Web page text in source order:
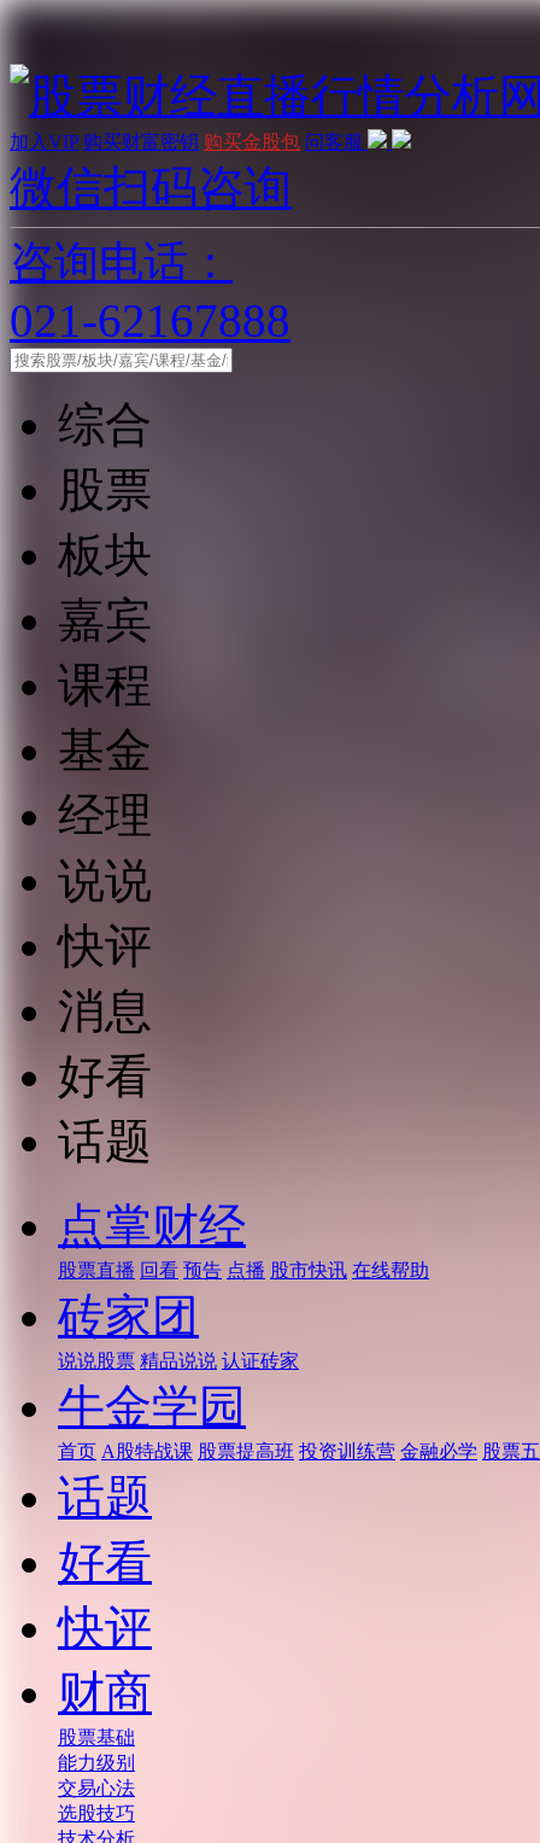
加入VIP 购买财富密钥 购买金股包 问客服
微信扫码咨询
咨询电话：
021-62167888
综合
股票
板块
嘉宾
课程
基金
经理
说说
快评
消息
好看
话题
点掌财经
股票直播 回看 预告 点播 股市快讯 在线帮助
砖家团
说说股票 精品说说 认证砖家
牛金学园
首页 A股特战课 股票提高班 投资训练营 金融必学 股票
话题
好看
快评
财商
股票基础
能力级别
交易心法
选股技巧
技术分析